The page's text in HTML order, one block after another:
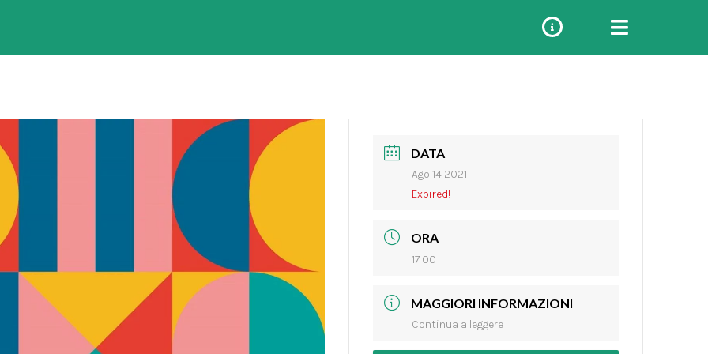
DATA
Ago 14 2021
Expired!
ORA
17:00
MAGGIORI INFORMAZIONI
Continua a leggere